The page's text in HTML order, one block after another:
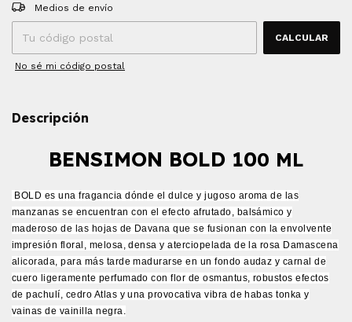
Entregas para el CP:
Medios de envío
CALCULAR
No sé mi código postal
Descripción
BENSIMON BOLD 100 ML
BOLD es una fragancia dónde el dulce y jugoso aroma de las
manzanas se encuentran con el efecto afrutado, balsámico y
maderoso de las hojas de Davana que se fusionan con la envolvente
impresión floral, melosa, densa y aterciopelada de la rosa Damascena
alicorada, para más tarde madurarse en un fondo audaz y carnal de
cuero ligeramente perfumado con flor de osmantus, robustos efectos
de pachulí, cedro Atlas y una provocativa vibra de habas tonka y
vainas de vainilla negra.